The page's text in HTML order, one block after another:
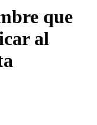
que
al